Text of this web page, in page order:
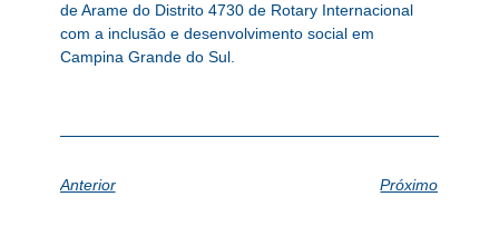
de Arame do Distrito 4730 de Rotary Internacional
com a inclusão e desenvolvimento social em
Campina Grande do Sul.
Anterior Próximo